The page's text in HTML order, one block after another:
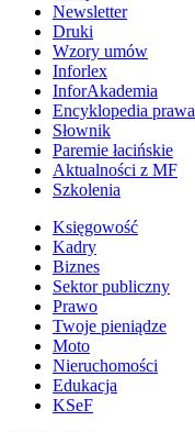
Newsletter
Druki
Wzory umów
Inforlex
InforAkademia
Encyklopedia prawa
Słownik
Paremie łacińskie
Aktualności z MF
Szkolenia
Księgowość
Kadry
Biznes
Sektor publiczny
Prawo
Twoje pieniądze
Moto
Nieruchomości
Edukacja
KSeF